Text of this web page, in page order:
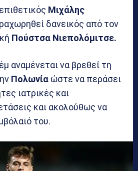
Μιχάλης
δανεικός από τον
Πούστσα Νιεπολόμιτσε.
αναμένεται να βρεθεί τη
Πολωνία ώστε να περάσει
ιατρικές και
και ακολούθως να
του.